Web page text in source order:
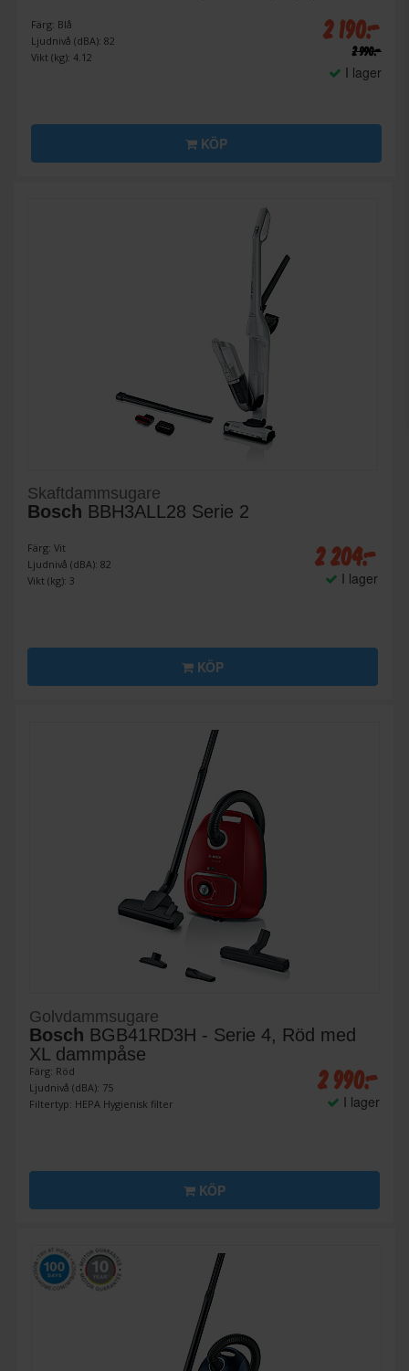
Färg: Blå
Ljudnivå (dBA): 82
Vikt (kg): 4.12
2 190:-
2 990:-
I lager
KÖP
Skaftdammsugare
Bosch BBH3ALL28 Serie 2
Färg: Vit
Ljudnivå (dBA): 82
Vikt (kg): 3
2 204:-
I lager
KÖP
Golvdammsugare
Bosch BGB41RD3H - Serie 4, Röd med
XL dammpåse
Färg: Röd
Ljudnivå (dBA): 75
Filtertyp: HEPA Hygienisk filter
2 990:-
I lager
KÖP